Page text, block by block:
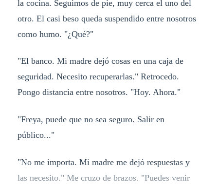
la cocina. Seguimos de pie, muy cerca el uno del
otro. El casi beso queda suspendido entre nosotros
como humo. "¿Qué?"
"El banco. Mi madre dejó cosas en una caja de
seguridad. Necesito recuperarlas." Retrocedo.
Pongo distancia entre nosotros. "Hoy. Ahora."
"Freya, puede que no sea seguro. Salir en
público..."
"No me importa. Mi madre me dejó respuestas y
las necesito." Me cruzo de brazos. "Puedes venir